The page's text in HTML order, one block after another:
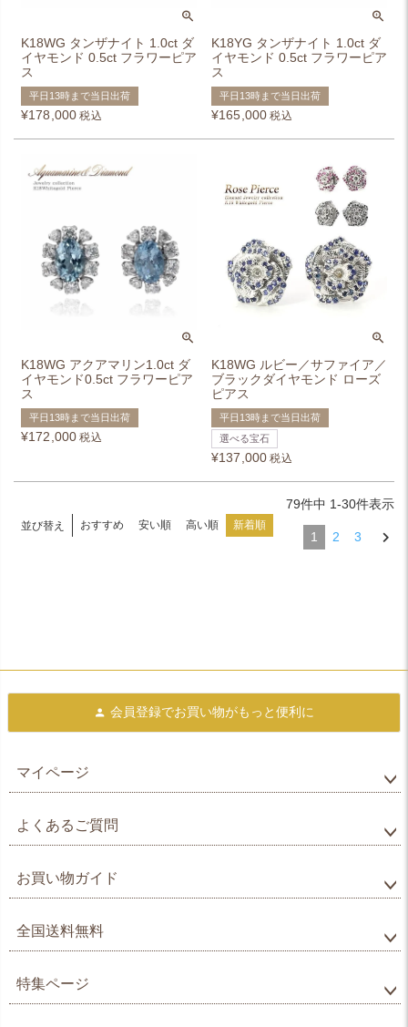
K18WG タンザナイト 1.0ct ダ
イヤモンド 0.5ct フラワーピア
ス
平日13時まで当日出荷
¥178,000 税込
K18YG タンザナイト 1.0ct ダ
イヤモンド 0.5ct フラワーピア
ス
平日13時まで当日出荷
¥165,000 税込
K18WG アクアマリン1.0ct ダ
イヤモンド0.5ct フラワーピア
ス
平日13時まで当日出荷
¥172,000 税込
K18WG ルビー／サファイア／
ブラックダイヤモンド ローズ
ピアス
平日13時まで当日出荷
選べる宝石
¥137,000 税込
並び替え おすすめ 安い順 高い順 新着順
79件中 1-30件表示
1 2 3
会員登録でお買い物がもっと便利に
マイページ
よくあるご質問
お買い物ガイド
全国送料無料
特集ページ